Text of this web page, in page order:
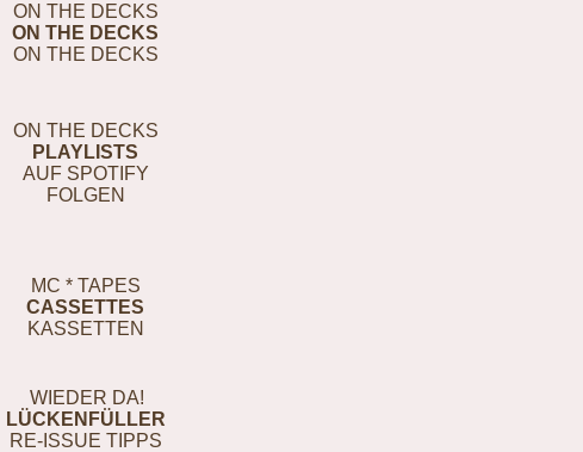
ON THE DECKS
ON THE DECKS
ON THE DECKS
ON THE DECKS
PLAYLISTS
AUF SPOTIFY
FOLGEN
MC * TAPES
CASSETTES
KASSETTEN
WIEDER DA!
LÜCKENFÜLLER
RE-ISSUE TIPPS